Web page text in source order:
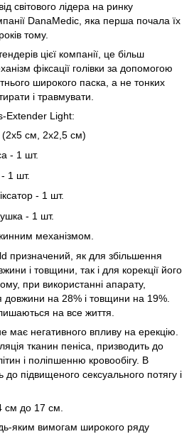
світового лідера на ринку
DanaMedic, яка перша почала їх
тому.
цієї компанії, це більш
фіксації голівки за допомогою
широкого паска, а не тонких
і травмувати.
Extender Light:
(2х5 см, 2х2,5 см)
- 1 шт.
1 шт.
- 1 шт.
- 1 шт.
механізмом.
призначений, як для збільшення
і товщини, так і для корекції його
при використанні апарату,
довжини на 28% і товщини на 19%.
на все життя.
має негативного впливу на ерекцію.
тканин пеніса, призводить до
і поліпшенню кровообігу. В
до підвищеного сексуального потягу і
см до 17 см.
яким вимогам широкого ряду